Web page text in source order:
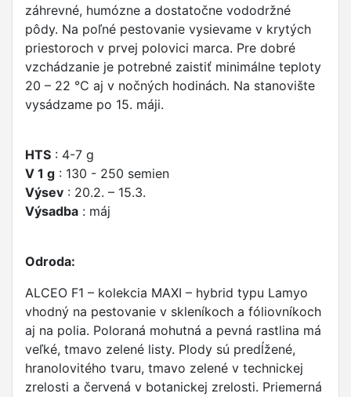
záhrevné, humózne a dostatočne vododržné
pôdy. Na poľné pestovanie vysievame v krytých
priestoroch v prvej polovici marca. Pre dobré
vzchádzanie je potrebné zaistiť minimálne teploty
20 – 22 °C aj v nočných hodinách. Na stanovište
vysádzame po 15. máji.
HTS : 4-7 g
V 1 g : 130 - 250 semien
Výsev : 20.2. – 15.3.
Výsadba : máj
Odroda:
ALCEO F1 – kolekcia MAXI – hybrid typu Lamyo
vhodný na pestovanie v skleníkoch a fóliovníkoch
aj na polia. Poloraná mohutná a pevná rastlina má
veľké, tmavo zelené listy. Plody sú predĺžené,
hranolovitého tvaru, tmavo zelené v technickej
zrelosti a červená v botanickej zrelosti. Priemerná